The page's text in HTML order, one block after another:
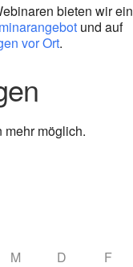
bieten wir ein
und auf
vor Ort.
möglich.
M D F